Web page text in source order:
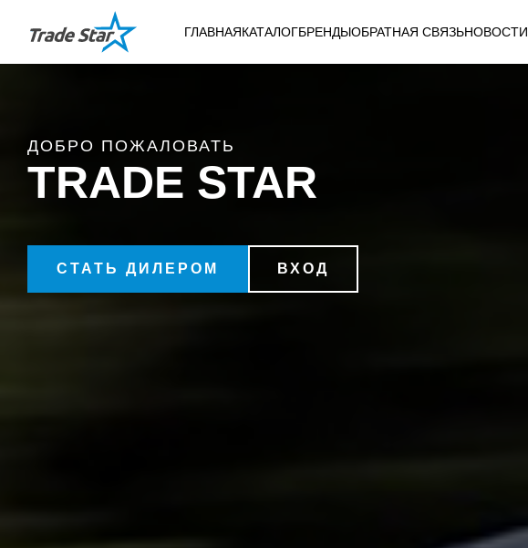
ГЛАВНАЯКАТАЛОГБРЕНДЫОБРАТНАЯ СВЯЗЬНОВОСТИ
ДОБРО ПОЖАЛОВАТЬ
TRADE STAR
СТАТЬ ДИЛЕРОМ ВХОД